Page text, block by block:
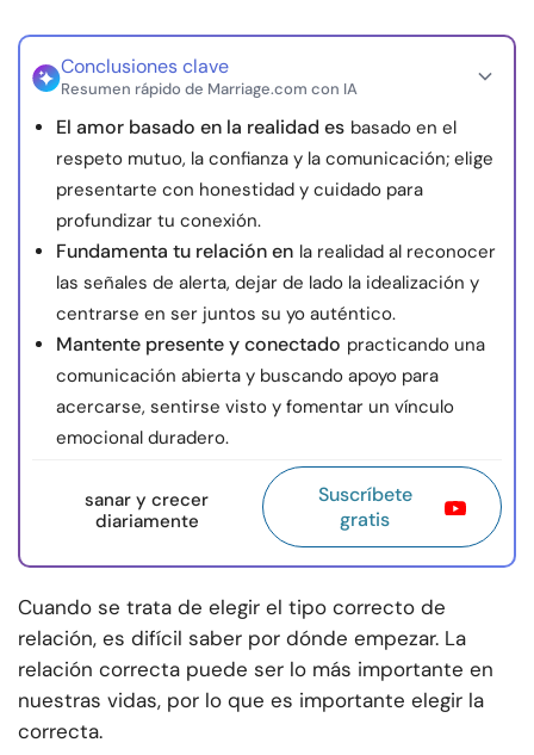
Conclusiones clave
Resumen rápido de Marriage.com con IA
El amor basado en la realidad es basado en el
respeto mutuo, la confianza y la comunicación; elige
presentarte con honestidad y cuidado para
profundizar tu conexión.
Fundamenta tu relación en la realidad al reconocer
las señales de alerta, dejar de lado la idealización y
centrarse en ser juntos su yo auténtico.
Mantente presente y conectado practicando una
comunicación abierta y buscando apoyo para
acercarse, sentirse visto y fomentar un vínculo
emocional duradero.
sanar y crecer
diariamente
Suscríbete
gratis
Cuando se trata de elegir el tipo correcto de
relación, es difícil saber por dónde empezar. La
relación correcta puede ser lo más importante en
nuestras vidas, por lo que es importante elegir la
correcta.